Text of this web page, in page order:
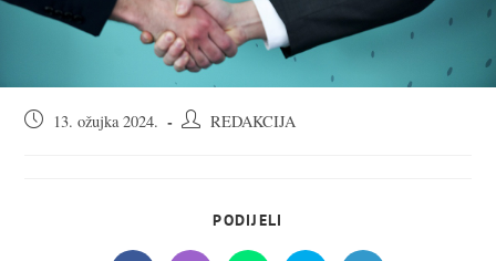
Objava13. ožujka 2024.
AutorREDAKCIJA
PODIJELI
CONTENT